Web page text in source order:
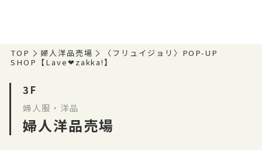
TOP 婦人洋品売場
〈フリュイジョリ〉POP-UP
SHOP【Lave❤zakka!】
3F
婦人服・洋品
婦人洋品売場